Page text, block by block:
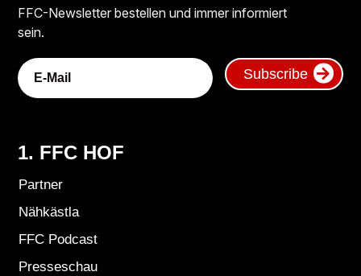
FFC-Newsletter bestellen und immer informiert
sein.
Subscribe
1. FFC HOF
Partner
Nähkästla
FFC Podcast
Presseschau